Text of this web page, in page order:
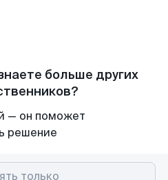
больше других
— он поможет
решение